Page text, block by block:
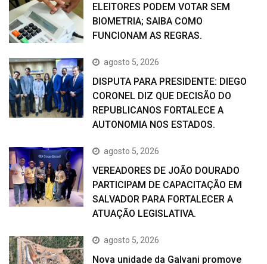
ELEITORES PODEM VOTAR SEM
BIOMETRIA; SAIBA COMO
FUNCIONAM AS REGRAS.
agosto 5, 2026
DISPUTA PARA PRESIDENTE: DIEGO
CORONEL DIZ QUE DECISÃO DO
REPUBLICANOS FORTALECE A
AUTONOMIA NOS ESTADOS.
agosto 5, 2026
VEREADORES DE JOÃO DOURADO
PARTICIPAM DE CAPACITAÇÃO EM
SALVADOR PARA FORTALECER A
ATUAÇÃO LEGISLATIVA.
agosto 5, 2026
Nova unidade da Galvani promove